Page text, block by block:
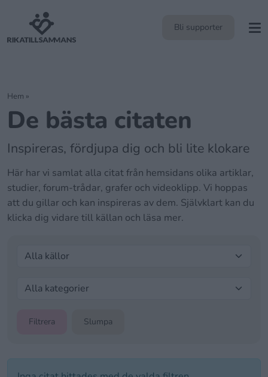
Bli supporter
Hem »
De bästa citaten
Inspireras, fördjupa dig och bli lite klokare
Här har vi samlat alla citat från hemsidans olika artiklar,
studier, forum-trådar, grafer och videoklipp. Vi hoppas
att du gillar och kan inspireras av dem. Självklart kan du
klicka dig vidare till källan och läsa mer.
Filtrera Slumpa